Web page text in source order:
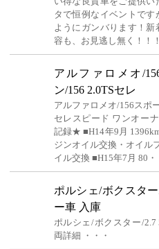
タで恒例なイベントで
ようにガンバります！新
容も、お見逃し無く！！
アルファロメオ/
ン/156 2.0TSセレ
アルファロメオ/156スポ
セレスピード ワンオー
記録★ ■H14年9月
ジンオイル交換・オイル
イル交換 ■H15年7月 80・
ポルシェ/ボクスタ
ー車 入庫
ポルシェ/ボクスター/2.7
両詳細 ・・・